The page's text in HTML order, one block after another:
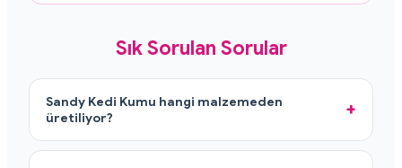
Sık Sorulan Sorular
Sandy Kedi Kumu hangi malzemeden
üretiliyor?